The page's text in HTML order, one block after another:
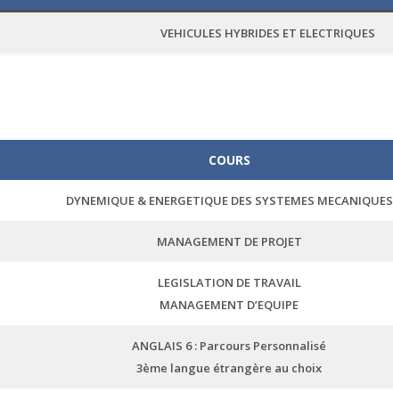
VEHICULES HYBRIDES ET ELECTRIQUES
COURS
DYNEMIQUE & ENERGETIQUE DES SYSTEMES MECANIQUES
MANAGEMENT DE PROJET
LEGISLATION DE TRAVAIL
MANAGEMENT D’EQUIPE
ANGLAIS 6 : Parcours Personnalisé
3ème langue étrangère au choix